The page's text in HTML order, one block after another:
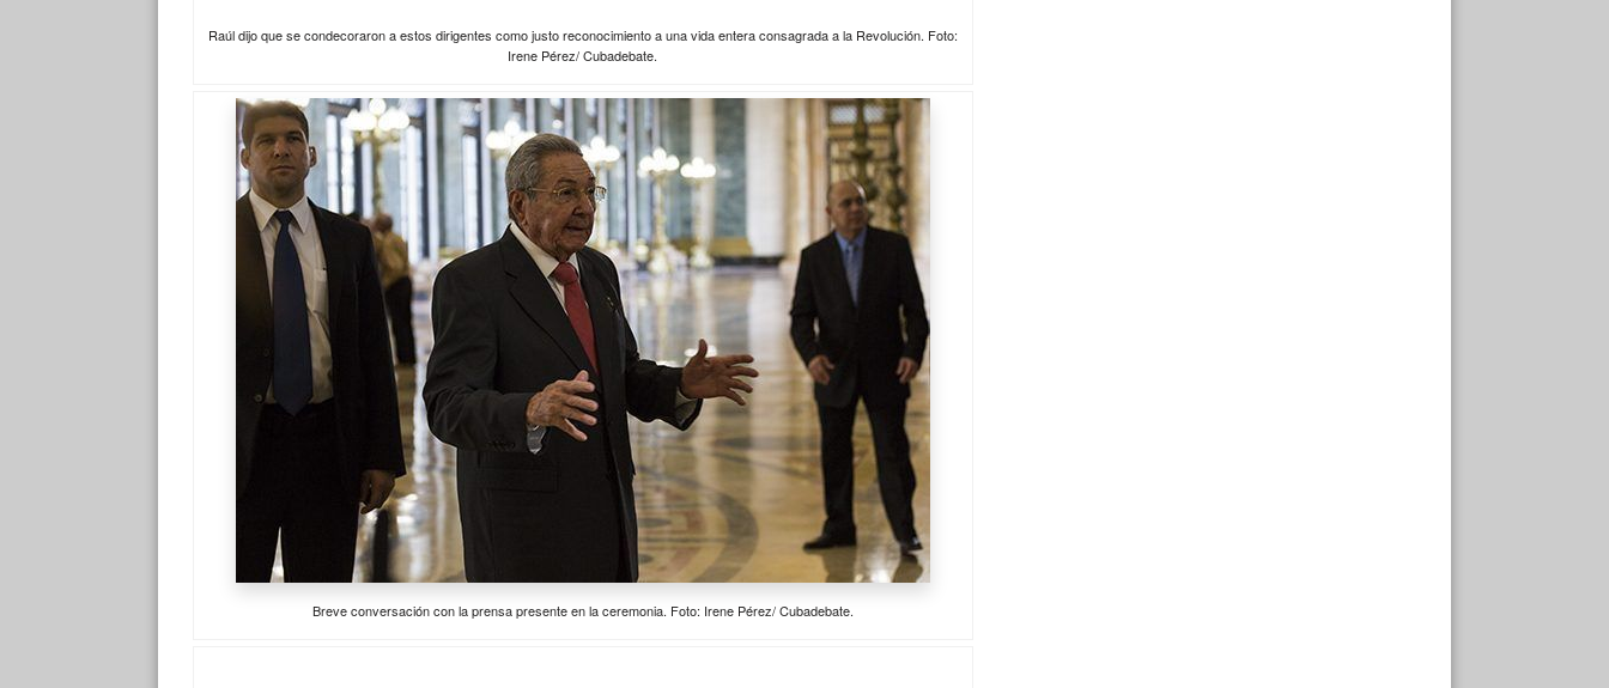
Raúl dijo que se condecoraron a estos dirigentes como justo reconocimiento a una vida entera consagrada a la Revolución. Foto:
Irene Pérez/ Cubadebate.
Breve conversación con la prensa presente en la ceremonia. Foto: Irene Pérez/ Cubadebate.